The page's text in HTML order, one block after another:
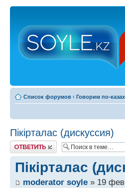
Список форумов ‹ Говорим по-
Пікірталас (дискуссия)
Ответить
Пікірталас
moderator soyle » 19